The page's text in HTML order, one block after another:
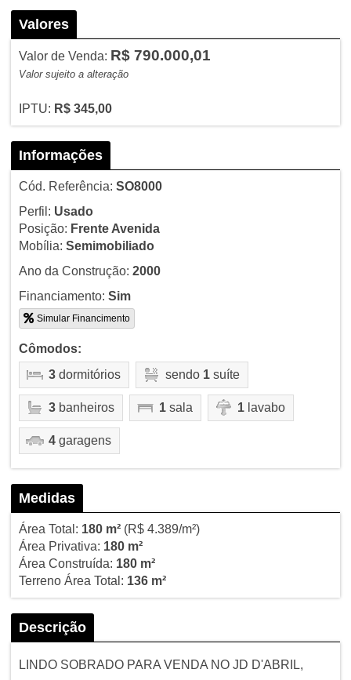
Valores
Valor de Venda: R$ 790.000,01
Valor sujeito a alteração
IPTU: R$ 345,00
Informações
Cód. Referência: SO8000
Perfil: Usado
Posição: Frente Avenida
Mobília: Semimobiliado
Ano da Construção: 2000
Financiamento: Sim
Simular Financimento
Cômodos:
3dormitórios sendo 1suíte
3banheiros 1sala 1lavabo
4garagens
Medidas
Área Total: 180 m²(R$ 4.389/m²)
Área Privativa: 180 m²
Área Construída: 180 m²
Terreno Área Total: 136 m²
Descrição
LINDO SOBRADO PARA VENDA NO JD D'ABRIL,